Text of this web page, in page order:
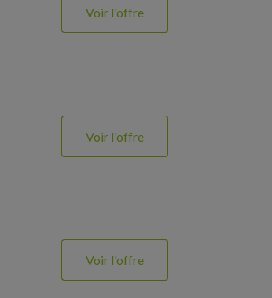
Voir l'offre
Voir l'offre
Voir l'offre